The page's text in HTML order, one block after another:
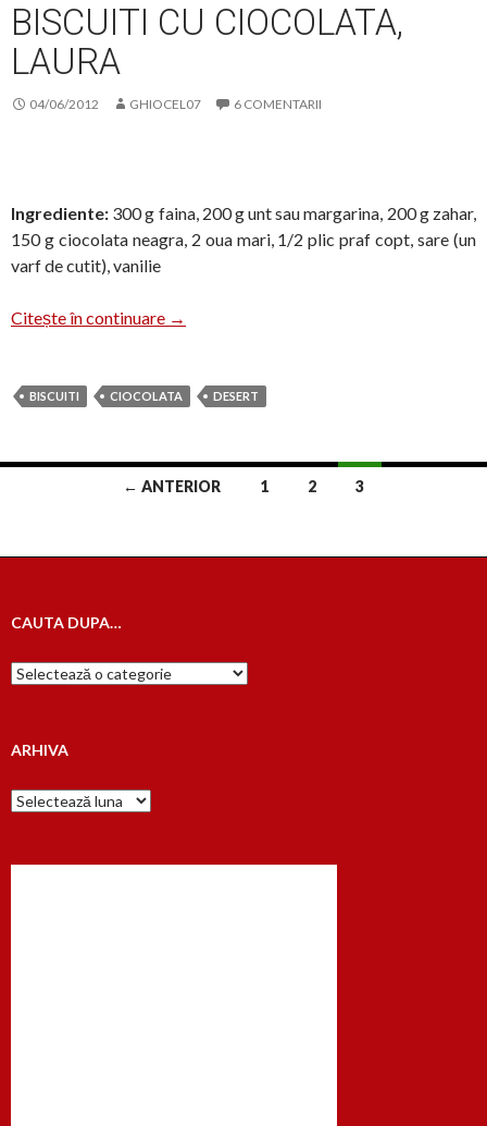
BISCUITI CU CIOCOLATA,
LAURA
04/06/2012 GHIOCEL07 6 COMENTARII
Ingrediente: 300 g faina, 200 g unt sau margarina, 200 g zahar,
150 g ciocolata neagra, 2 oua mari, 1/2 plic praf copt, sare (un
varf de cutit), vanilie
Citește în continuare Biscuiti cu ciocolata, Laura
→
BISCUITI CIOCOLATA DESERT
articole
← ANTERIOR 1 2 3
CAUTA DUPA…
Cauta
dupa…
ARHIVA
Arhiva